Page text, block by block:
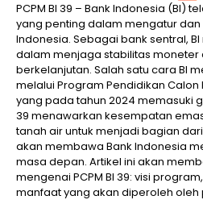
PCPM BI 39 – Bank Indonesia (BI)
yang penting dalam mengatur
Indonesia. Sebagai bank sentral,
dalam menjaga stabilitas moneter
berkelanjutan. Salah satu cara BI
melalui Program Pendidikan Calon
yang pada tahun 2024 memasuki
39 menawarkan kesempatan
tanah air untuk menjadi bagian
akan membawa Bank Indonesia
masa depan. Artikel ini akan
mengenai PCPM BI 39: visi
manfaat yang akan diperoleh oleh